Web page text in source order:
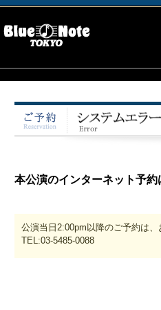
本公演のインターネット予約
公演当日2:00pm以降のご予約は、
TEL:03-5485-0088